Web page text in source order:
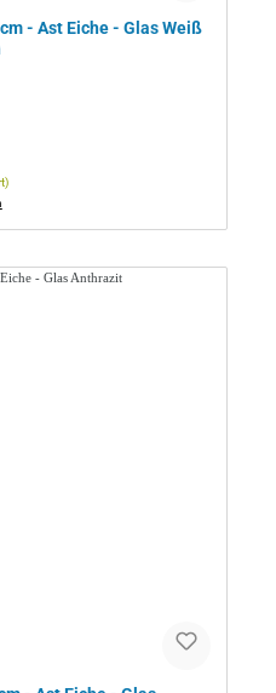
- Ast Eiche - Glas Weiß